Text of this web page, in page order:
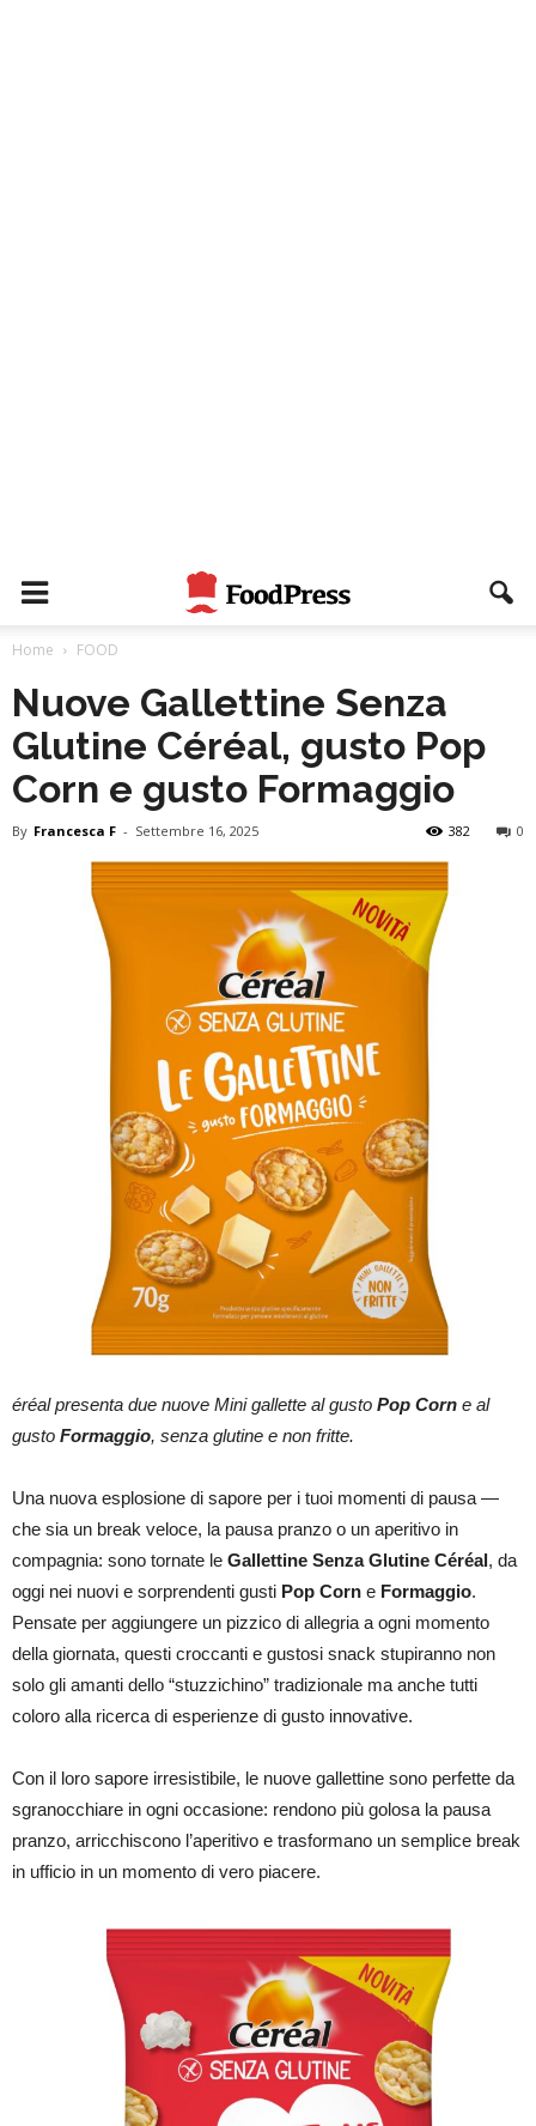
Home FOOD
Nuove Gallettine Senza
Glutine Céréal, gusto Pop
Corn e gusto Formaggio
By Francesca F - Settembre 16, 2025 0
382
éréal presenta due nuove Mini gallette al gusto Pop Corn e al
gusto Formaggio, senza glutine e non fritte.
Una nuova esplosione di sapore per i tuoi momenti di pausa —
che sia un break veloce, la pausa pranzo o un aperitivo in
compagnia: sono tornate le Gallettine Senza Glutine Céréal, da
oggi nei nuovi e sorprendenti gusti Pop Corn e Formaggio.
Pensate per aggiungere un pizzico di allegria a ogni momento
della giornata, questi croccanti e gustosi snack stupiranno non
solo gli amanti dello “stuzzichino” tradizionale ma anche tutti
coloro alla ricerca di esperienze di gusto innovative.
Con il loro sapore irresistibile, le nuove gallettine sono perfette da
sgranocchiare in ogni occasione: rendono più golosa la pausa
pranzo, arricchiscono l’aperitivo e trasformano un semplice break
in ufficio in un momento di vero piacere.